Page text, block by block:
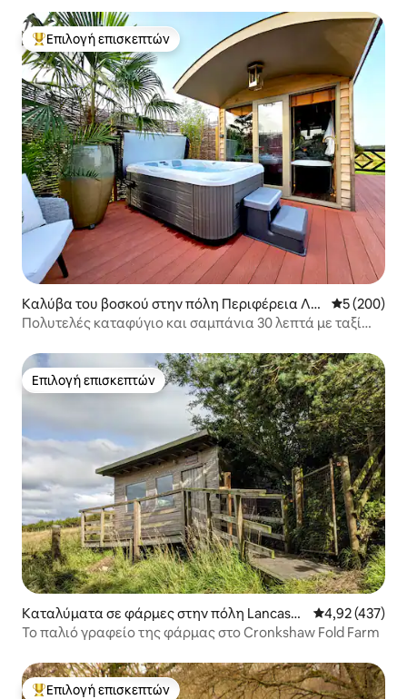
Κορυφαία επιλογή επισκεπτών
Επιλογή επισκεπτών
Καλύβα του βοσκού στην πόλη Περιφέρεια Λο
νδίνου
Μέση
5 (200)
Πολυτελές καταφύγιο και σαμπάνια 30 λεπτά με ταξί
Επιλογή επισκεπτών
Επιλογή επισκεπτών
Καταλύματα σε φάρμες στην πόλη Lancashi
re
Μέση
4,92 (437)
Το παλιό γραφείο της φάρμας στο Cronkshaw Fold Farm
Επιλογή επισκεπτών